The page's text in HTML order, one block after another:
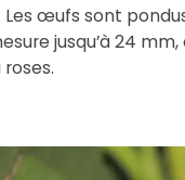
œufs sont
jusqu’à 24